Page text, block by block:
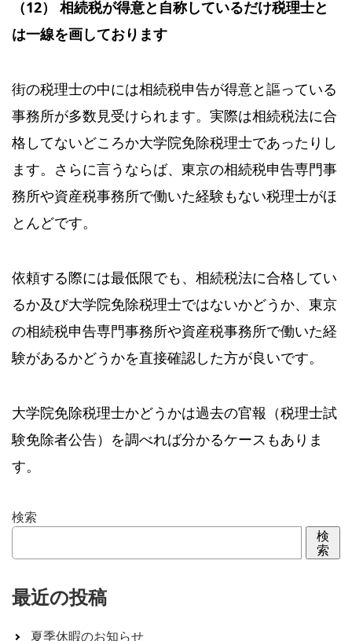
（12） 相続税が得意と自称しているだけ税理士と
は一線を画しております
街の税理士の中には相続税申告が得意と謳っている
事務所が多数見受けられます。実際は相続税法に合
格してないどころか大学院免除税理士であったりし
ます。さらに言うならば、東京の相続税申告専門事
務所や資産税事務所で働いた経験もない税理士がほ
とんどです。
依頼する際には最低限でも、相続税法に合格してい
るか及び大学院免除税理士ではないかどうか、東京
の相続税申告専門事務所や資産税事務所で働いた経
験があるかどうかを直接確認した方が良いです。
大学院免除税理士かどうかは過去の官報（税理士試
験免除者公告）を調べれば分かるケースもありま
す。
検索
検
索
最近の投稿
夏季休暇のお知らせ